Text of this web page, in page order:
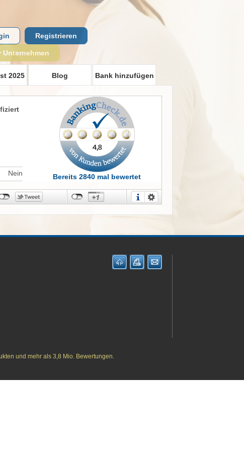
2025 Blog Bank hinzufügen
Registrieren
Unternehmen
Nein Bereits 2840 mal bewertet
und mehr als 3,8 Mio. Bewertungen.